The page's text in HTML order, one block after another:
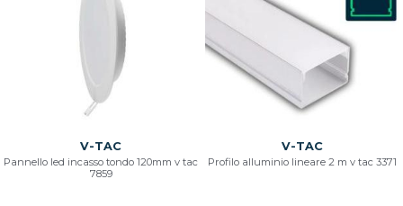
V-TAC
Pannello led incasso tondo 120mm v tac
7859
V-TAC
Profilo alluminio lineare 2 m v tac 3371